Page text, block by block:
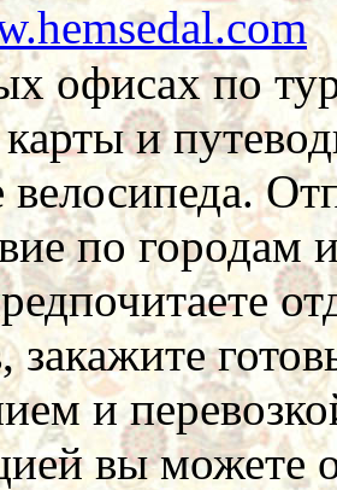
офисах по
и
по городам
закажите
и
вы можете